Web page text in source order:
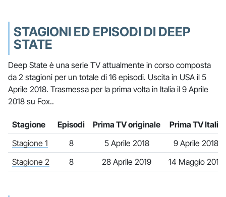
STAGIONI ED EPISODI DI DEEP
STATE
Deep State è una serie TV attualmente in corso composta
da 2 stagioni per un totale di 16 episodi. Uscita in USA il 5
Aprile 2018. Trasmessa per la prima volta in Italia il 9 Aprile
2018 su Fox..
Stagione Episodi Prima TV originale
Prima TV Italia
Stagione 1
8 5 Aprile 2018
9 Aprile 2018
Stagione 2
8 28 Aprile 2019 14 Maggio 2019